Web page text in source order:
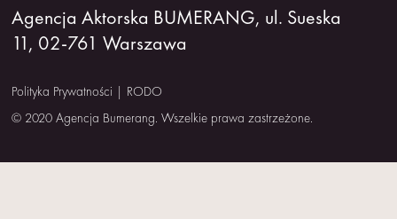
NAS
Agencja Aktorska BUMERANG, ul. Sueska
11, 02-761 Warszawa
Polityka Prywatności | RODO
© 2020 Agencja Bumerang. Wszelkie prawa zastrzeżone.